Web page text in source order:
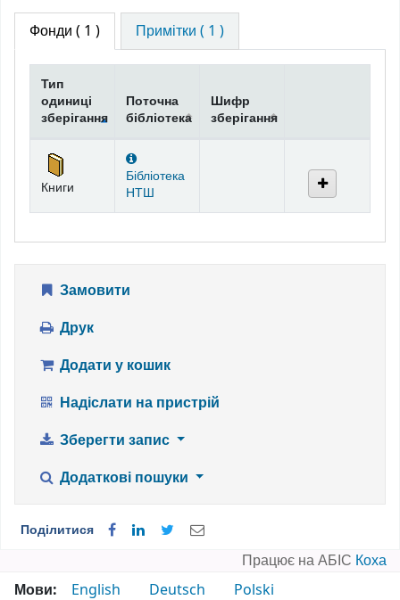
Фонди ( 1 ) Примітки ( 1 )
Фонди
Тип
одиниці
зберігання
Поточна
бібліотека
Шифр
зберігання
Книги
Бібліотека
НТШ
Замовити
Друк
Додати у кошик
Надіслати на пристрій
Зберегти запис
Додаткові пошуки
Поділитися
Працює на АБІС Коха
Мови:
English Deutsch Polski